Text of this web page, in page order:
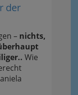
der
– nichts,
Wie